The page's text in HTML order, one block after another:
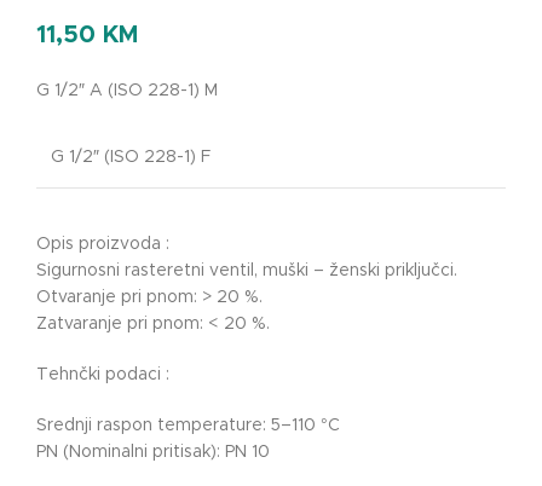
11,50 KM
G 1/2″ A (ISO 228-1) M
G 1/2″ (ISO 228-1) F
Opis proizvoda :
Sigurnosni rasteretni ventil, muški – ženski priključci.
Otvaranje pri pnom: > 20 %.
Zatvaranje pri pnom: < 20 %.
Tehnčki podaci :
Srednji raspon temperature: 5–110 °C
PN (Nominalni pritisak): PN 10